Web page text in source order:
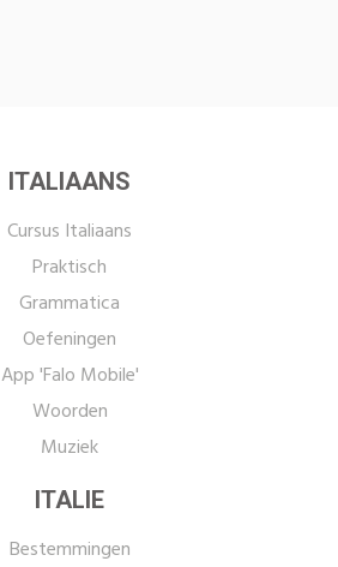
ITALIAANS
Cursus Italiaans
Praktisch
Grammatica
Oefeningen
App 'Falo Mobile'
Woorden
Muziek
ITALIE
Bestemmingen